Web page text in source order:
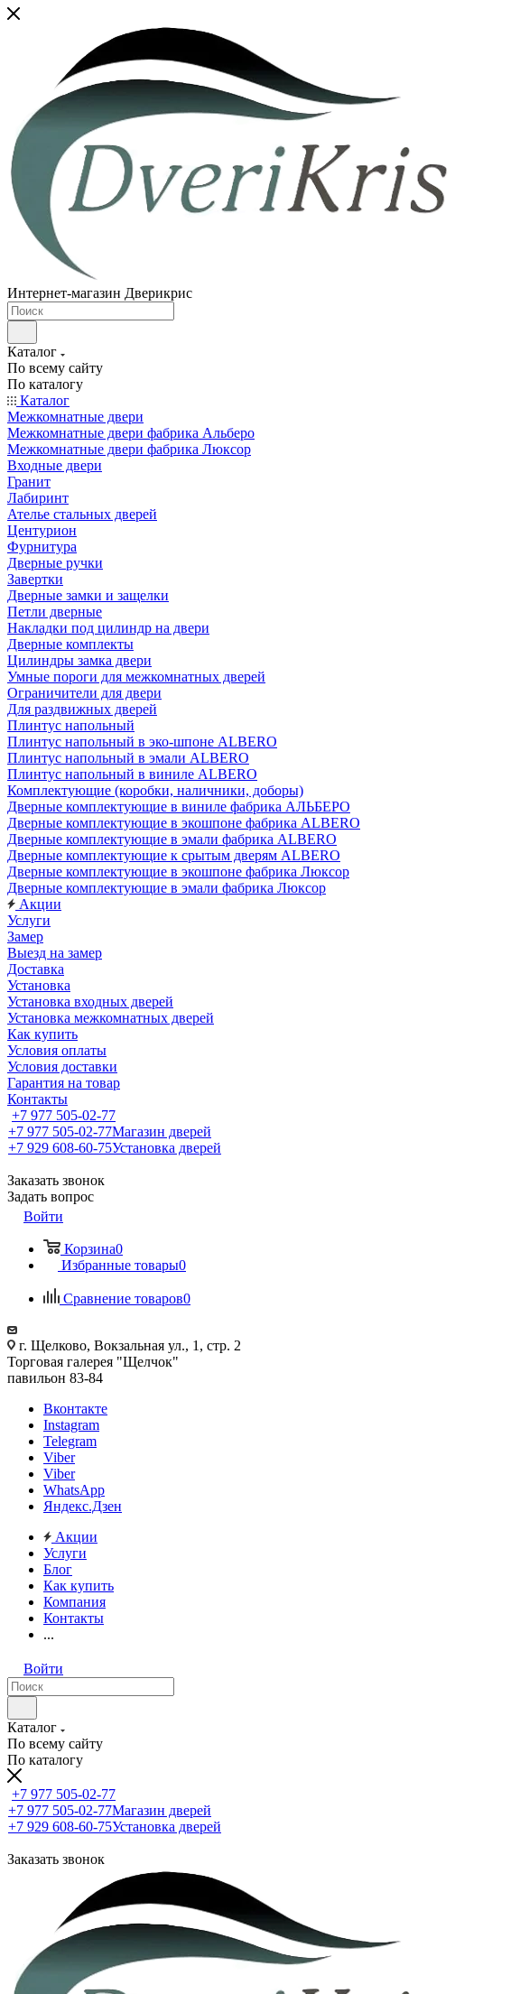
Интернет-магазин Дверикрис
Каталог
По всему сайту
По каталогу
Каталог
Межкомнатные двери
Межкомнатные двери фабрика Альберо
Межкомнатные двери фабрика Люксор
Входные двери
Гранит
Лабиринт
Ателье стальных дверей
Центурион
Фурнитура
Дверные ручки
Завертки
Дверные замки и защелки
Петли дверные
Накладки под цилиндр на двери
Дверные комплекты
Цилиндры замка двери
Умные пороги для межкомнатных дверей
Ограничители для двери
Для раздвижных дверей
Плинтус напольный
Плинтус напольный в эко-шпоне ALBERO
Плинтус напольный в эмали ALBERO
Плинтус напольный в виниле ALBERO
Комплектующие (коробки, наличники, доборы)
Дверные комплектующие в виниле фабрика АЛЬБЕРО
Дверные комплектующие в экошпоне фабрика ALBERO
Дверные комплектующие в эмали фабрика ALBERO
Дверные комплектующие к срытым дверям ALBERO
Дверные комплектующие в экошпоне фабрика Люксор
Дверные комплектующие в эмали фабрика Люксор
Акции
Услуги
Замер
Выезд на замер
Доставка
Установка
Установка входных дверей
Установка межкомнатных дверей
Как купить
Условия оплаты
Условия доставки
Гарантия на товар
Контакты
+7 977 505-02-77
+7 977 505-02-77Магазин дверей
+7 929 608-60-75Установка дверей
Заказать звонок
Задать вопрос
Войти
Корзина0
Избранные товары0
Сравнение товаров0
г. Щелково, Вокзальная ул., 1, стр. 2
Торговая галерея "Щелчок"
павильон 83-84
Вконтакте
Instagram
Telegram
Viber
Viber
WhatsApp
Яндекс.Дзен
Акции
Услуги
Блог
Как купить
Компания
Контакты
...
Войти
Каталог
По всему сайту
По каталогу
+7 977 505-02-77
+7 977 505-02-77Магазин дверей
+7 929 608-60-75Установка дверей
Заказать звонок